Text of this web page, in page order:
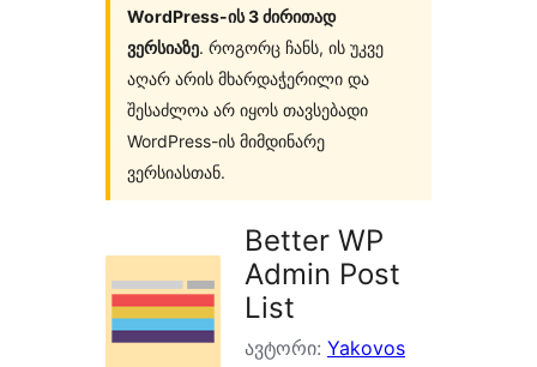
WordPress-ის 3 ძირითად
ვერსიაზე. როგორც ჩანს, ის უკვე
აღარ არის მხარდაჭერილი და
შესაძლოა არ იყოს თავსებადი
WordPress-ის მიმდინარე
ვერსიასთან.
Better WP
Admin Post
List
ავტორი: Yakovos